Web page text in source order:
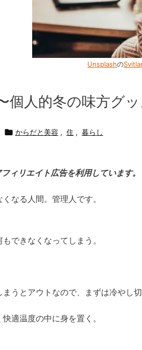
Unsplashの
個人的冬の味方グ
 からだと美容 , 住 , 暮らし
ィリエイト広告を利用しています。
なる人間。管理人です。
できなくなってしまう。
うとアウトなので、まずは冷やし切
適温度の中に身を置く。